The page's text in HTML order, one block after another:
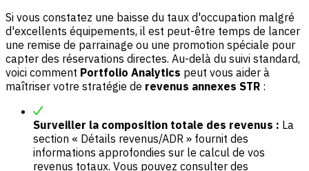
Si vous constatez une baisse du taux d'occupation malgré
d'excellents équipements, il est peut-être temps de lancer
une remise de parrainage ou une promotion spéciale pour
capter des réservations directes. Au-delà du suivi standard,
voici comment Portfolio Analytics peut vous aider à
maîtriser votre stratégie de revenus annexes STR :
Surveiller la composition totale des revenus : La
section « Détails revenus/ADR » fournit des
informations approfondies sur le calcul de vos
revenus totaux. Vous pouvez consulter des